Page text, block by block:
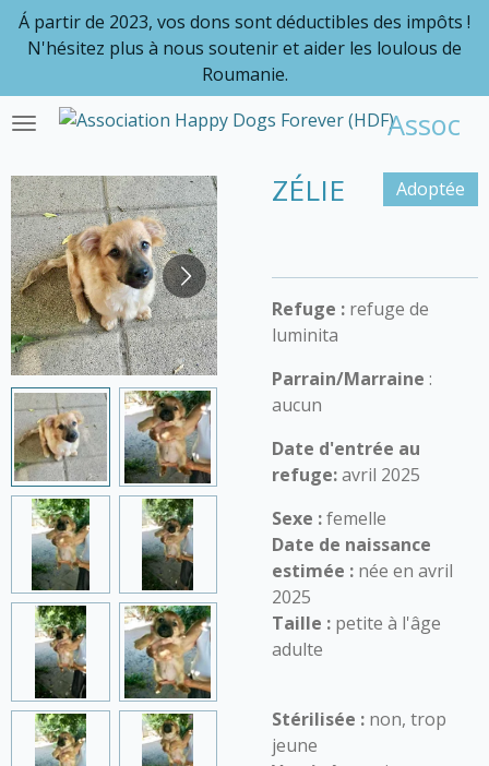
Passer
principal
Á partir de 2023, vos dons sont déductibles des impôts !
N'hésitez plus à nous soutenir et aider les loulous de
Roumanie.
ZÉLIE Adoptée
Refuge : refuge de
luminita
Parrain/Marraine :
aucun
Date d'entrée au
refuge:avril 2025
Sexe :femelle
Date de naissance
estimée : née en avril
2025
Taille : petite à l'âge
adulte
Stérilisée : non, trop
jeune